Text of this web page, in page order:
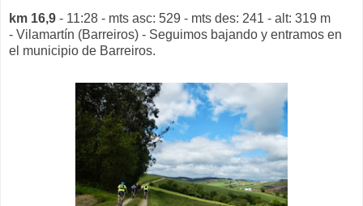
km 16,9 - 11:28 - mts asc: 529 - mts des: 241 - alt: 319 m
- Vilamartín (Barreiros) - Seguimos bajando y entramos en
el municipio de Barreiros.